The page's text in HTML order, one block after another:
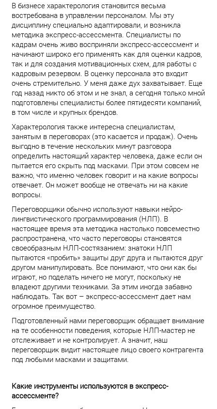
В бизнесе характерология становится весьма
востребована в управлении персоналом. Мы эту
дисциплину специально адаптировали, и возникла
методика экспресс-ассессмента. Специалисты по
кадрам очень живо восприняли экспресс-ассессмент и
начинают широко его применять как для оценки кадров,
так и для создания мотивационных схем, для работы с
кадровым резервом. В оценку персонала это входит
очень стремительно. У меня даже дух захватывает. Еще
год назад никто об этом и не знал, а сегодня только мной
подготовлены специалисты более пятидесяти компаний,
в том числе и крупных брендов.
Характерология также интересна специалистам,
занятым в переговорах (это касается и продаж). Очень
выгодно в течение нескольких минут разговора
определить настоящий характер человека, даже если он
пытается его скрыть под масками. При этом совсем не
важно, что именно человек говорит и на какие вопросы
отвечает. Он может вообще не отвечать ни на какие
вопросы.
Переговорщики обычно используют навыки нейро-
лингвистического программирования (НЛП). В
настоящее время эта методика настолько повсеместно
распространена, что часто переговоры становятся
своеобразным НЛП-состязанием: знатоки НЛП
пытаются «пробить» защиты друг друга и пытаются друг
другом манипулировать. Все понимают, что они как бы
играют, но поделать ничего не могут, поскольку не
владеют другими техниками. За этим иногда забавно
наблюдать. Так вот – экспресс-ассессмент дает нам
огромное преимущество.
Подготовленный нами переговорщик обращает внимание
на те особенности поведения, которые НЛП-мастер не
отслеживает и не контролирует. А значит, наш
переговорщик видит настоящее лицо своего контрагента
под любыми масками и защитами.
Какие инструменты используются в экспресс-
ассессменте?